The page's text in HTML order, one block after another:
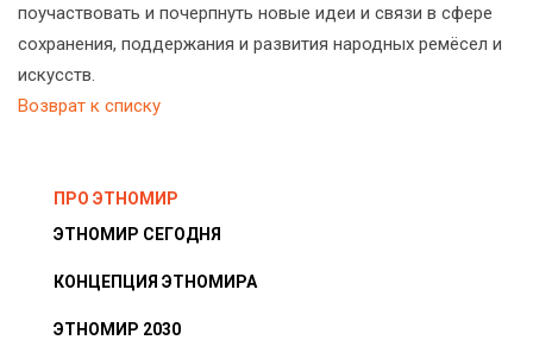
поучаствовать и почерпнуть новые идеи и связи в сфере
сохранения, поддержания и развития народных ремёсел и
искусств.
Возврат к списку
ПРО ЭТНОМИР
ЭТНОМИР СЕГОДНЯ
КОНЦЕПЦИЯ ЭТНОМИРА
ЭТНОМИР 2030